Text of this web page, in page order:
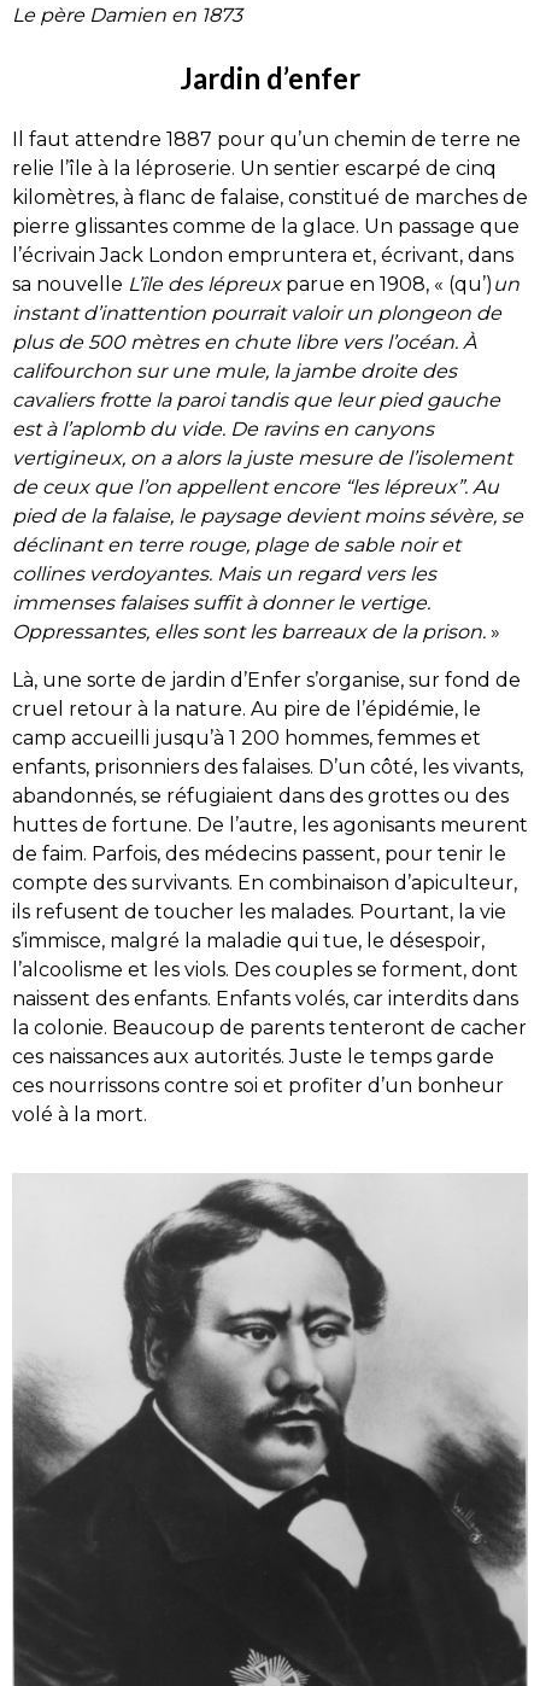
Le père Damien en 1873
Jardin d’enfer
Il faut attendre 1887 pour qu’un chemin de terre ne
relie l’île à la léproserie. Un sentier escarpé de cinq
kilomètres, à flanc de falaise, constitué de marches de
pierre glissantes comme de la glace. Un passage que
l’écrivain Jack London empruntera et, écrivant, dans
sa nouvelle L’île des lépreuxparue en 1908, « (qu’) un
instant d’inattention pourrait valoir un plongeon de
plus de 500 mètres en chute libre vers l’océan. À
califourchon sur une mule, la jambe droite des
cavaliers frotte la paroi tandis que leur pied gauche
est à l’aplomb du vide. De ravins en canyons
vertigineux, on a alors la juste mesure de l’isolement
de ceux que l’on appellent encore “les lépreux”. Au
pied de la falaise, le paysage devient moins sévère, se
déclinant en terre rouge, plage de sable noir et
collines verdoyantes. Mais un regard vers les
immenses falaises suffit à donner le vertige.
Oppressantes, elles sont les barreaux de la prison. »
Là, une sorte de jardin d’Enfer s’organise, sur fond de
cruel retour à la nature. Au pire de l’épidémie, le
camp accueilli jusqu’à 1 200 hommes, femmes et
enfants, prisonniers des falaises. D’un côté, les vivants,
abandonnés, se réfugiaient dans des grottes ou des
huttes de fortune. De l’autre, les agonisants meurent
de faim. Parfois, des médecins passent, pour tenir le
compte des survivants. En combinaison d’apiculteur,
ils refusent de toucher les malades. Pourtant, la vie
s’immisce, malgré la maladie qui tue, le désespoir,
l’alcoolisme et les viols. Des couples se forment, dont
naissent des enfants. Enfants volés, car interdits dans
la colonie. Beaucoup de parents tenteront de cacher
ces naissances aux autorités. Juste le temps garde
ces nourrissons contre soi et profiter d’un bonheur
volé à la mort.